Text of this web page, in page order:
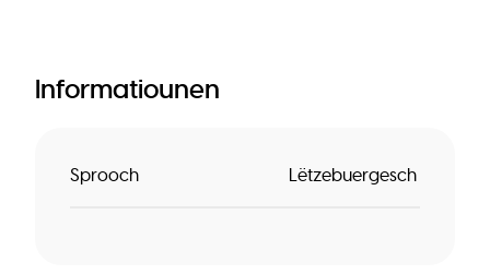
Informatiounen
Sprooch Lëtzebuergesch